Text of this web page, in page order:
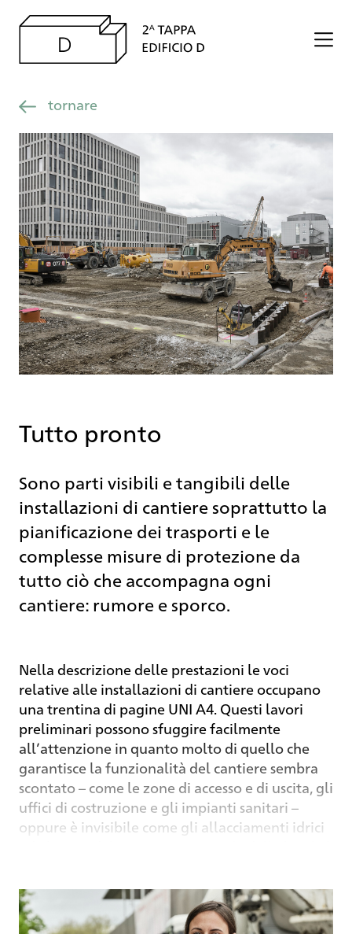
tornare
Tutto pronto
Sono parti visibili e tangibili delle
installazioni di cantiere soprattutto la
pianificazione dei trasporti e le
complesse misure di protezione da
tutto ciò che accompagna ogni
cantiere: rumore e sporco.
Nella descrizione delle prestazioni le voci
relative alle installazioni di cantiere occupano
una trentina di pagine UNI A4. Questi lavori
preliminari possono sfuggire facilmente
all’attenzione in quanto molto di quello che
garantisce la funzionalità del cantiere sembra
scontato – come le zone di accesso e di uscita, gli
uffici di costruzione e gli impianti sanitari –
oppure è invisibile come gli allacciamenti idrici
si definisce quali misure di sicurezza e di
protezione sono ancora da osservare.